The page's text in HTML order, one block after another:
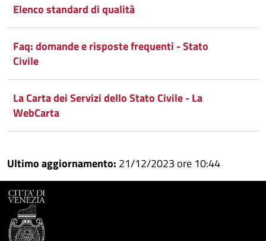
Elenco standard di qualità
Faq: domande e risposte frequenti - Stato
Civile
La Carta dei Servizi dello Stato Civile - La
WebCarta
Ultimo aggiornamento: 21/12/2023 ore 10:44